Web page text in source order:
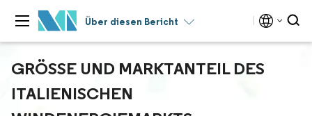
Über diesen Bericht
GRÖSSE UND MARKTANTEIL DES I
TALIENISCHEN W